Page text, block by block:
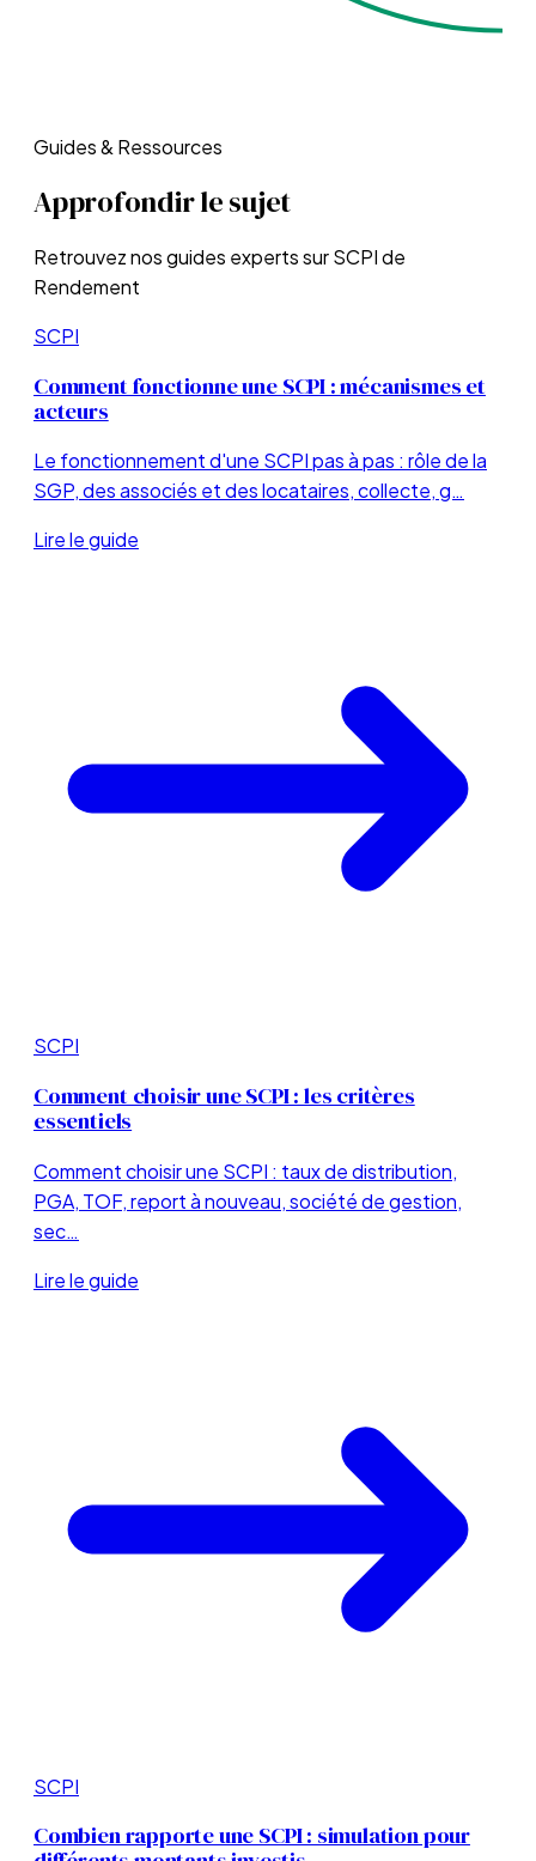
Guides & Ressources
Approfondir le sujet
Retrouvez nos guides experts surSCPI de
Rendement
SCPI
Comment fonctionne une SCPI : mécanismes et
acteurs
Le fonctionnement d'une SCPI pas à pas : rôle de la
SGP, des associés et des locataires, collecte, g…
Lire le guide
SCPI
Comment choisir une SCPI : les critères
essentiels
Comment choisir une SCPI : taux de distribution,
PGA, TOF, report à nouveau, société de gestion,
sec…
Lire le guide
SCPI
Combien rapporte une SCPI : simulation pour